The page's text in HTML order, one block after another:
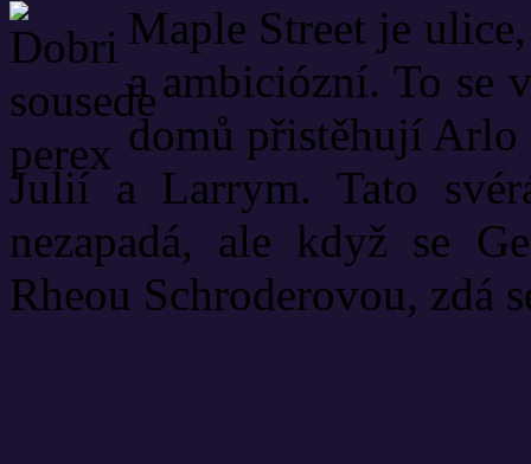
Maple Street je
a ambiciózní. To se
domů přistěhují Arlo
Julií a Larrym. Tato
nezapadá, ale když se
Rheou Schroderovou, zdá